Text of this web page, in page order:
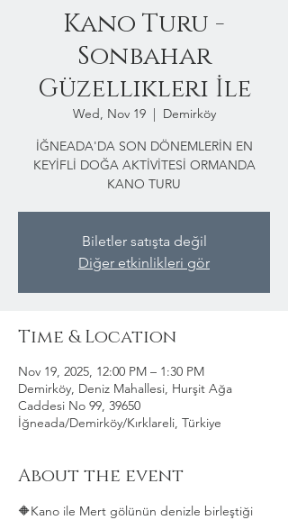
Kano Turu -
Sonbahar
Güzellikleri İle
Wed, Nov 19
  |
Demirköy
İĞNEADA'DA SON DÖNEMLERİN EN
KEYİFLİ DOĞA AKTİVİTESİ ORMANDA
KANO TURU
Biletler satışta değil
Diğer etkinlikleri gör
Time & Location
Nov 19, 2025, 12:00 PM – 1:30 PM
Demirköy, Deniz Mahallesi, Hurşit Ağa
Caddesi No 99, 39650
İğneada/Demirköy/Kırklareli, Türkiye
About the event
🔶Kano ile Mert gölünün denizle birleştiği